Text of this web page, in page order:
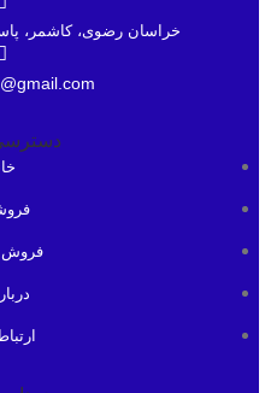
خراسان رضوی، کاشمر،
فروش